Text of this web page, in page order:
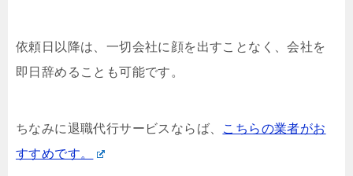
依頼日以降は、一切会社に顔を出すことなく、会社を
即日辞めることも可能です。
ちなみに退職代行サービスならば、 こちらの業者がお
すすめです。